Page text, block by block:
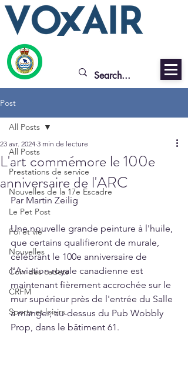
Post
All Posts
Prestations de service
Nouvelles de la 17e Escadre
Le Pet Post
Foi et vie
Nouvelles
Coin des cadets
CRFM
Sports et loisirs
All Posts
L'art commémore le 100e
anniversaire de l'ARC
23 avr. 2024 3 min de lecture
Par Martin Zeilig
Une nouvelle grande peinture à l'huile,
que certains qualifieront de murale,
célébrant le 100e anniversaire de
l'Aviation royale canadienne est
maintenant fièrement accrochée sur le
mur supérieur près de l'entrée du Salle
à manger, au-dessus du Pub Wobbly
Prop, dans le bâtiment 61.